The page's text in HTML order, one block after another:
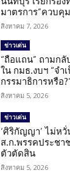
มาตรการ”ควบคุ
สิงหาคม 7, 2026
ข่าวเด่น
“ถือแถน” ถามกลั
ใน กมธ.งบฯ “จำ
กรรมาธิการหรือ
สิงหาคม 5, 2026
ข่าวเด่น
‘ศิริกัญญา’ ไม่ห
ส.ก.พรรคประชา
ตัวตัดสิน
สิงหาคม 5, 2026